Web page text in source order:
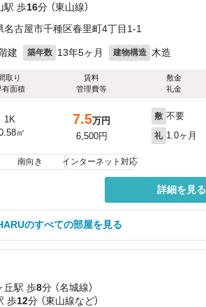
駅 歩16分 （東山線）
名古屋市千種区春里町4丁目1-1
建 築年数 13年5ヶ月 建物構造 木造
取り
有面積
賃料
管理費等
敷金
礼金
1K
㎡
7.5万円
6,500円
敷 不要
礼 1.0ヶ月
南向き インターネット対応
詳細を見る
のすべての部屋を見る
丘駅 歩8分 （名城線）
歩12分 （東山線など）